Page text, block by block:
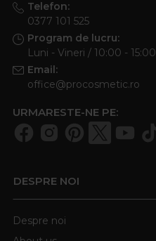
Telefon:
0377 101 525
Program de lucru:
Luni - Vineri / 10:00 - 15:00
Email:
office@procosmetic.ro
URMARESTE-NE PE:
DESPRE NOI
Despre noi